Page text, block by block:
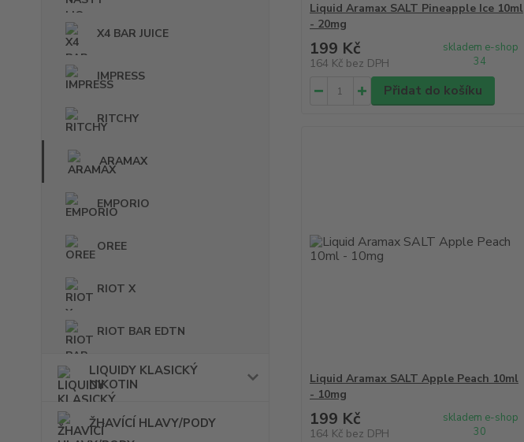
X4 BAR JUICE
IMPRESS
RITCHY
ARAMAX
EMPORIO
OREE
RIOT X
RIOT BAR EDTN
LIQUIDY KLASICKÝ
NIKOTIN
ŽHAVÍCÍ HLAVY/PODY
Liquid Aramax SALT Pineapple Ice 10ml
- 20mg
199 Kč
164 Kč bez DPH
skladem e-shop
34
Přidat do košíku
Liquid Aramax SALT Apple Peach 10ml
- 10mg
199 Kč
164 Kč bez DPH
skladem e-shop
30